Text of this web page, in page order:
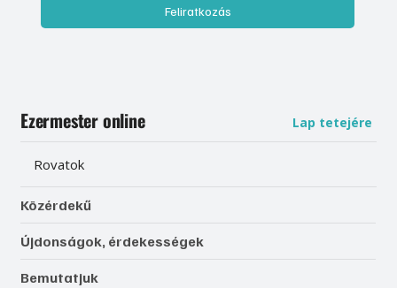
Feliratkozás
Ezermester online Lap tetejére
Rovatok
Közérdekű
Újdonságok, érdekességek
Bemutatjuk